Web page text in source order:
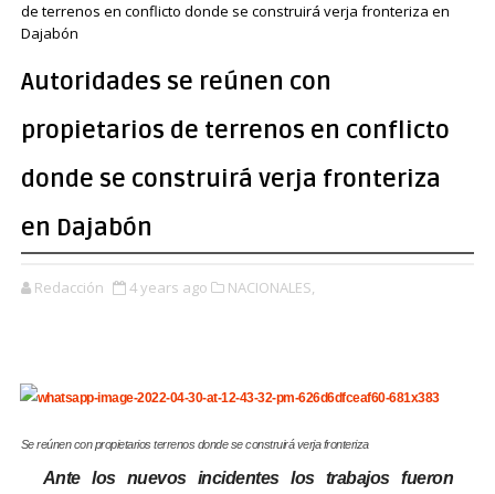
de terrenos en conflicto donde se construirá verja fronteriza en
Dajabón
Autoridades se reúnen con
propietarios de terrenos en conflicto
donde se construirá verja fronteriza
en Dajabón
Redacción 4 years ago NACIONALES,
Se reúnen con propietarios terrenos donde se construirá verja fronteriza
Ante los nuevos incidentes los trabajos fueron